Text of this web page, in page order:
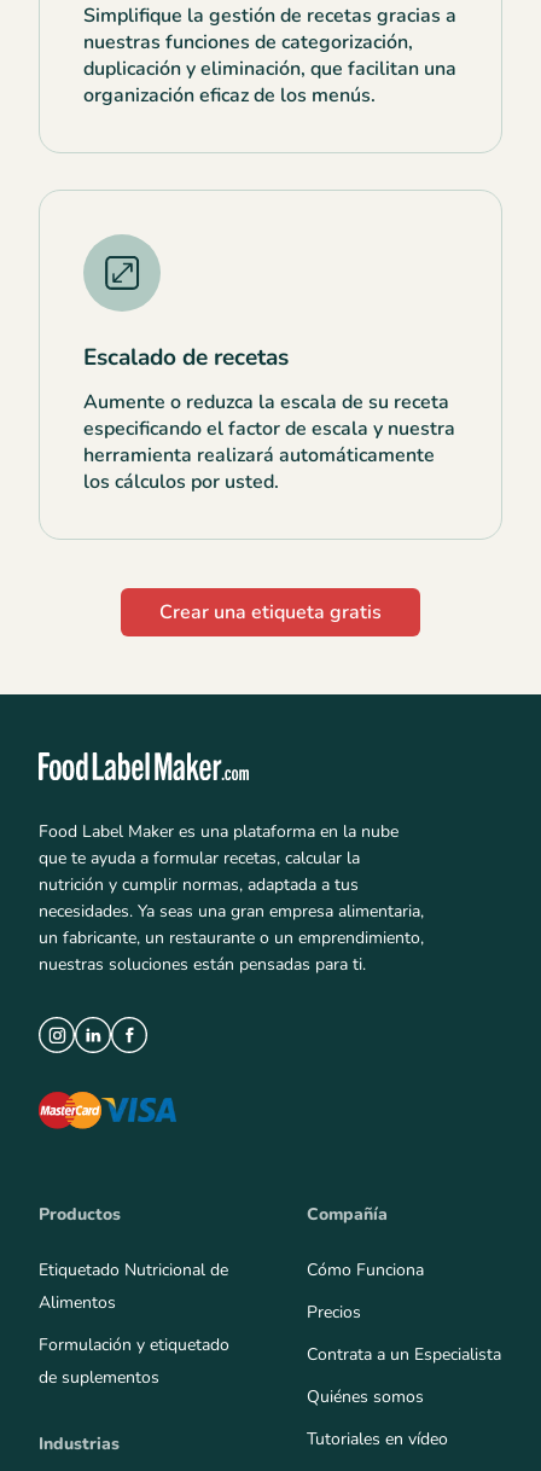
Simplifique la gestión de recetas gracias a
nuestras funciones de categorización,
duplicación y eliminación, que facilitan una
organización eficaz de los menús.
Escalado de recetas
Aumente o reduzca la escala de su receta
especificando el factor de escala y nuestra
herramienta realizará automáticamente
los cálculos por usted.
Crear una etiqueta gratis
Food Label Maker es una plataforma en la nube
que te ayuda a formular recetas, calcular la
nutrición y cumplir normas, adaptada a tus
necesidades. Ya seas una gran empresa alimentaria,
un fabricante, un restaurante o un emprendimiento,
nuestras soluciones están pensadas para ti.
Productos
Etiquetado Nutricional de
Alimentos
Formulación y etiquetado
de suplementos
Industrias
Compañía
Cómo Funciona
Precios
Contrata a un Especialista
Quiénes somos
Tutoriales en vídeo